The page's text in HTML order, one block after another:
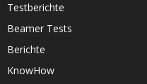
Testberichte
Beamer Tests
Berichte
KnowHow